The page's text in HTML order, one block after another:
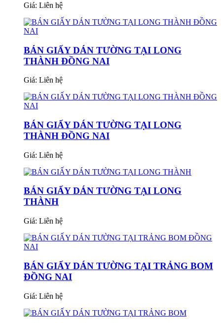
Giá: Liên hệ
BÁN GIẤY DÁN TƯỜNG TẠI LONG
THÀNH ĐỒNG NAI
Giá: Liên hệ
BÁN GIẤY DÁN TƯỜNG TẠI LONG
THÀNH ĐỒNG NAI
Giá: Liên hệ
BÁN GIẤY DÁN TƯỜNG TẠI LONG
THÀNH
Giá: Liên hệ
BÁN GIẤY DÁN TƯỜNG TẠI TRẢNG BOM
ĐỒNG NAI
Giá: Liên hệ